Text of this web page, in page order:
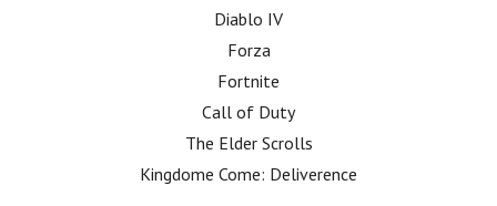
Diablo IV
Forza
Fortnite
Call of Duty
The Elder Scrolls
Kingdome Come: Deliverence